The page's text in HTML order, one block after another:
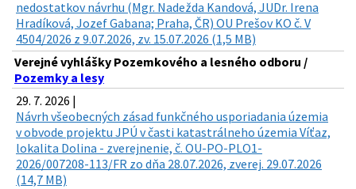
nedostatkov návrhu (Mgr. Nadežda Kandová, JUDr. Irena
Hradíková, Jozef Gabana; Praha, ČR) OU Prešov KO č. V
4504/2026 z 9.07.2026, zv. 15.07.2026 (1,5 MB)
Verejné vyhlášky Pozemkového a lesného odboru /
Pozemky a lesy
29. 7. 2026 |
Návrh všeobecných zásad funkčného usporiadania územia
v obvode projektu JPÚ v časti katastrálneho územia Víťaz,
lokalita Dolina - zverejnenie, č. OU-PO-PLO1-
2026/007208-113/FR zo dňa 28.07.2026, zverej. 29.07.2026
(14,7 MB)